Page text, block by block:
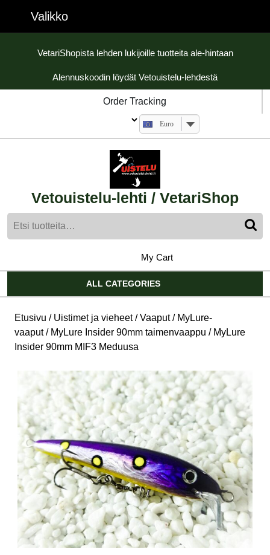
content
ValikkoValikko
VetariShopista lehden lukijoille tuotteita ale-hintaan
Alennuskoodin löydät Vetouistelu-lehdestä
Order Tracking
Euro
Vetouistelu-lehti / VetariShop
Account
My Cartshopping
cart
ALL CATEGORIES
Etusivu / Uistimet ja vieheet/Vaaput/ MyLure-
vaaput/ MyLure Insider 90mm taimenvaappu / MyLure
Insider 90mm MIF3 Meduusa